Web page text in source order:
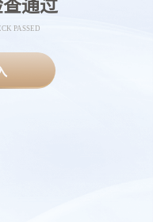
通过
PASSED